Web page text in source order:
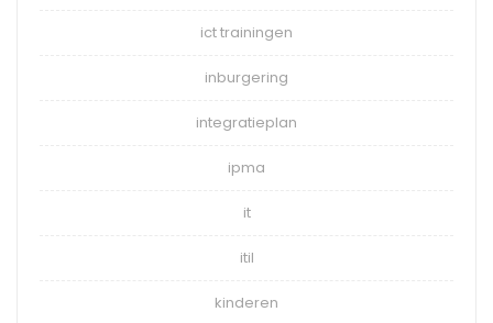
ict trainingen
inburgering
integratieplan
ipma
it
itil
kinderen